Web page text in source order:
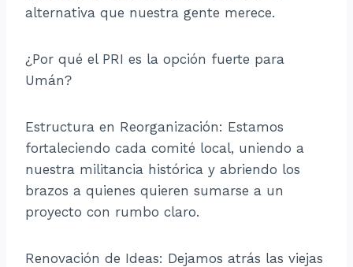
alternativa que nuestra gente merece.
¿Por qué el PRI es la opción fuerte para
Umán?
Estructura en Reorganización: Estamos
fortaleciendo cada comité local, uniendo a
nuestra militancia histórica y abriendo los
brazos a quienes quieren sumarse a un
proyecto con rumbo claro.
Renovación de Ideas: Dejamos atrás las viejas